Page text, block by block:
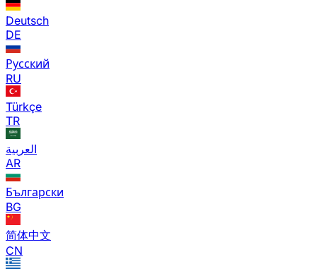
Deutsch
DE
Русский
RU
Türkçe
TR
العربية
AR
Български
BG
简体中文
CN